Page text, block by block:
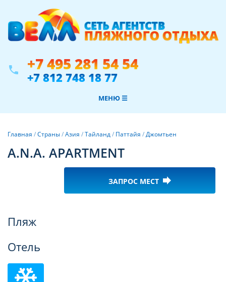
phone +7 495 281 54 54
+7 812 748 18 77
МЕНЮ ☰
Главная /Страны/Азия /Тайланд/ Паттайя /Джомтьен
A.N.A. APARTMENT
ЗАПРОС МЕСТ forward
Пляж
Отель